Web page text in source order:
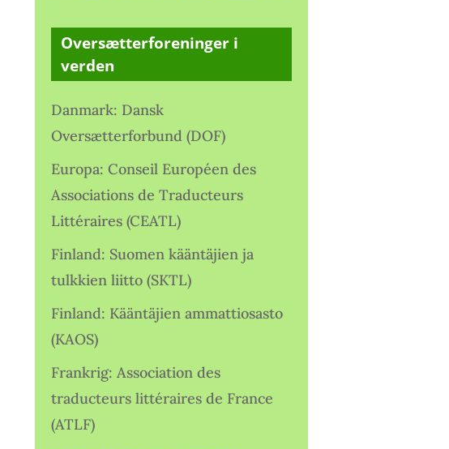
Oversætterforeninger i
verden
Danmark: Dansk
Oversætterforbund (DOF)
Europa: Conseil Européen des
Associations de Traducteurs
Littéraires (CEATL)
Finland: Suomen kääntäjien ja
tulkkien liitto (SKTL)
Finland: Kääntäjien ammattiosasto
(KAOS)
Frankrig: Association des
traducteurs littéraires de France
(ATLF)